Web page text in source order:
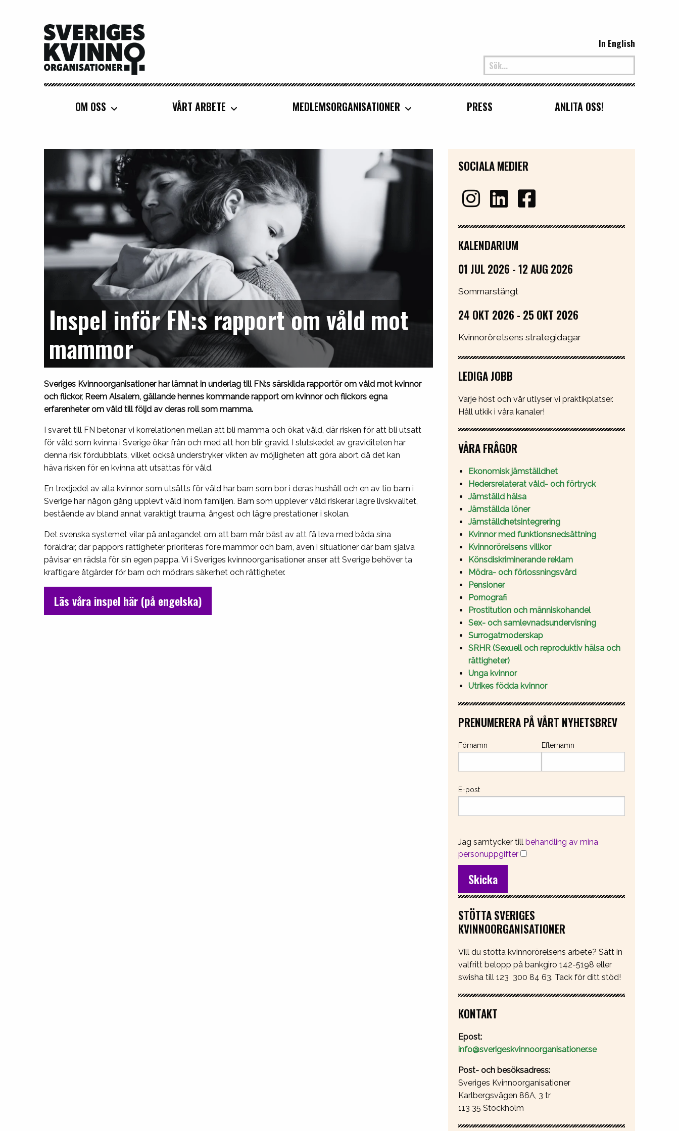
Sveriges Kvinnoorganisationer
In English
OM OSS VÅRT ARBETE MEDLEMSORGANISATIONER PRESS ANLITA OSS!
Inspel inför FN:s rapport om våld mot
mammor
Sveriges Kvinnoorganisationer har lämnat in underlag till FN:s särskilda rapportör om våld mot kvinnor
och flickor, Reem Alsalem, gällande hennes kommande rapport om kvinnor och flickors egna
erfarenheter om våld till följd av deras roll som mamma.
I svaret till FN betonar vi korrelationen mellan att bli mamma och ökat våld, där risken för att bli utsatt
för våld som kvinna i Sverige ökar från och med att hon blir gravid. I slutskedet av graviditeten har
denna risk fördubblats, vilket också understryker vikten av möjligheten att göra abort då det kan
häva risken för en kvinna att utsättas för våld.
En tredjedel av alla kvinnor som utsätts för våld har barn som bor i deras hushåll och en av tio barn i
Sverige har någon gång upplevt våld inom familjen. Barn som upplever våld riskerar lägre livskvalitet,
bestående av bland annat varaktigt trauma, ångest och lägre prestationer i skolan.
Det svenska systemet vilar på antagandet om att barn mår bäst av att få leva med båda sina
föräldrar, där pappors rättigheter prioriteras före mammor och barn, även i situationer där barn själva
påvisar en rädsla för sin egen pappa. Vi i Sveriges kvinnoorganisationer anser att Sverige behöver ta
kraftigare åtgärder för barn och mödrars säkerhet och rättigheter.
Läs våra inspel här (på engelska)
SOCIALA MEDIER
KALENDARIUM
01 JUL 2026 - 12 AUG 2026
Sommarstängt
24 OKT 2026 - 25 OKT 2026
Kvinnorörelsens strategidagar
LEDIGA JOBB
Varje höst och vår utlyser vi praktikplatser.
Håll utkik i våra kanaler!
VÅRA FRÅGOR
Ekonomisk jämställdhet
Hedersrelaterat våld- och förtryck
Jämställd hälsa
Jämställda löner
Jämställdhetsintegrering
Kvinnor med funktionsnedsättning
Kvinnorörelsens villkor
Könsdiskriminerande reklam
Mödra- och förlossningsvård
Pensioner
Pornografi
Prostitution och människohandel
Sex- och samlevnadsundervisning
Surrogatmoderskap
SRHR (Sexuell och reproduktiv hälsa och
rättigheter)
Unga kvinnor
Utrikes födda kvinnor
PRENUMERERA PÅ VÅRT NYHETSBREV
Förnamn Efternamn
E-post
Jag samtycker till behandling av mina
personuppgifter
STÖTTA SVERIGES
KVINNOORGANISATIONER
Vill du stötta kvinnorörelsens arbete? Sätt in
valfritt belopp på bankgiro 142-5198 eller
swisha till 123 300 84 63. Tack för ditt stöd!
KONTAKT
Epost:
info@sverigeskvinnoorganisationer.se
Post- och besöksadress:
Sveriges Kvinnoorganisationer
Karlbergsvägen 86A, 3 tr
113 35 Stockholm